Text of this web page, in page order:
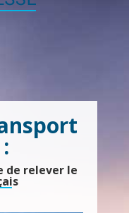
de relever le